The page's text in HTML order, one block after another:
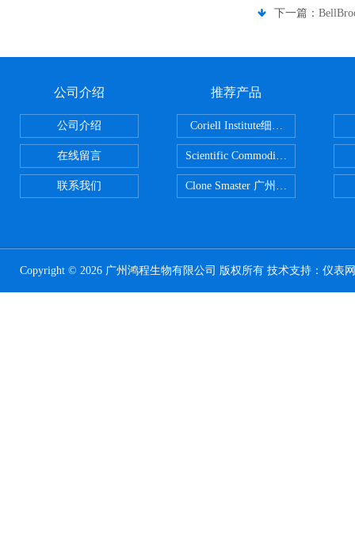
下一篇：
公司介绍
公司介绍
在线留言
联系我们
推荐产品
Scientific CommoditiesPE管 广州
Clone Smaster 广州鸿程代理
Copyright © 2026 广州鸿程生物有限公司 版权所有 技术支持： 仪表网